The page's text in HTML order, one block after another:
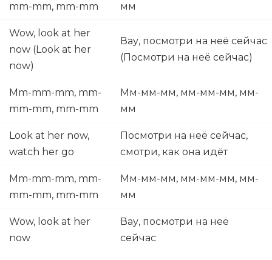
mm-mm, mm-mm
мм
Wow, look at her
now (Look at her
now)
Вау, посмотри на неё сейчас
(Посмотри на неё сейчас)
Mm-mm-mm, mm-
mm-mm, mm-mm
Мм-мм-мм, мм-мм-мм, мм-
мм
Look at her now,
watch her go
Посмотри на неё сейчас,
смотри, как она идёт
Mm-mm-mm, mm-
mm-mm, mm-mm
Мм-мм-мм, мм-мм-мм, мм-
мм
Wow, look at her
now
Вау, посмотри на неё
сейчас